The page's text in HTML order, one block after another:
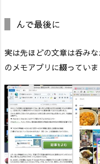
んで最後に
実は先ほどの文章は呑み
のメモアプリに綴っていま